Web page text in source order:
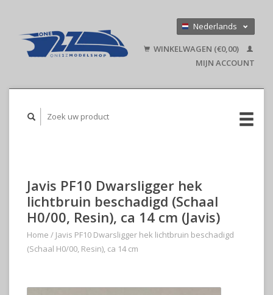
Nederlands
English
WINKELWAGEN (€0,00)
MIJN ACCOUNT
Javis PF10 Dwarsligger hek
lichtbruin beschadigd (Schaal
H0/00, Resin), ca 14 cm (Javis)
Home / Javis PF10 Dwarsligger hek lichtbruin beschadigd
(Schaal H0/00, Resin), ca 14 cm